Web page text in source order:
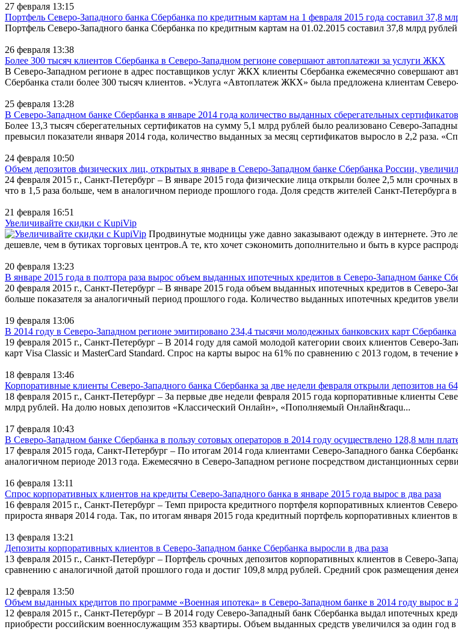
27 февраля 13:15
Портфель Северо-Западного банка Сбербанка по кредитным картам на 1 февраля 2015 года составил 37,8
Портфель Северо-Западного банка Сбербанка по кредитным картам на 01.02.2015 составил 37,8 млрд
26 февраля 13:38
Более 300 тысяч клиентов Сбербанка в Северо-Западном регионе совершают автоплатежи за услуги ЖКХ
В Северо-Западном регионе в адрес поставщиков услуг ЖКХ клиенты Сбербанка ежемесячно совершают
Сбербанка стали более 300 тысяч клиентов. «Услуга «Автоплатеж ЖКХ» была предложена клиентам
25 февраля 13:28
В Северо-Западном банке Сбербанка в январе 2014 года количество выданных сберегательных
Более 13,3 тысяч сберегательных сертификатов на сумму 5,1 млрд рублей было реализовано Северо-
превысил показатели января 2014 года, количество выданных за месяц сертификатов выросло в 2,2 раза.
24 февраля 10:50
Объем депозитов физических лиц, открытых в январе в Северо-Западном банке Сбербанка России,
24 февраля 2015 г., Санкт-Петербург – В январе 2015 года физические лица открыли более 2,5 млн
что в 1,5 раза больше, чем в аналогичном периоде прошлого года. Доля средств жителей Санкт-Петербурга
21 февраля 16:51
Увеличивайте скидки с KupiVip
Продвинутые модницы уже давно заказывают одежду в интернете. Это
дешевле, чем в бутиках торговых центров.А те, кто хочет сэкономить дополнительно и быть в курсе
20 февраля 13:23
В январе 2015 года в полтора раза вырос объем выданных ипотечных кредитов в Северо-Западном банке
20 февраля 2015 г., Санкт-Петербург – В январе 2015 года объем выданных ипотечных кредитов в Северо-
больше показателя за аналогичный период прошлого года. Количество выданных ипотечных кредитов
19 февраля 13:06
В 2014 году в Северо-Западном регионе эмитировано 234,4 тысячи молодежных банковских карт Сбербанка
19 февраля 2015 г., Санкт-Петербург – В 2014 году для самой молодой категории своих клиентов Северо-
карт Visa Classic и MasterCard Standard. Спрос на карты вырос на 61% по сравнению с 2013 годом, в течение
18 февраля 13:46
Корпоративные клиенты Северо-Западного банка Сбербанка за две недели февраля открыли депозитов на
18 февраля 2015 г., Санкт-Петербург – За первые две недели февраля 2015 года корпоративные клиенты
млрд рублей. На долю новых депозитов «Классический Онлайн», «Пополняемый Онлайн&raqu...
17 февраля 10:43
В Северо-Западном банке Сбербанка в пользу сотовых операторов в 2014 году осуществлено 128,8 млн
17 февраля 2015 года, Санкт-Петербург – По итогам 2014 года клиентами Северо-Западного банка
аналогичном периоде 2013 года. Ежемесячно в Северо-Западном регионе посредством дистанционных
16 февраля 13:11
Спрос корпоративных клиентов на кредиты Северо-Западного банка в январе 2015 года вырос в два раза
16 февраля 2015 г., Санкт-Петербург – Темп прироста кредитного портфеля корпоративных клиентов
прироста января 2014 года. Так, по итогам января 2015 года кредитный портфель корпоративных клиентов
13 февраля 13:21
Депозиты корпоративных клиентов в Северо-Западном банке Сбербанка выросли в два раза
13 февраля 2015 г., Санкт-Петербург – Портфель срочных депозитов корпоративных клиентов в Северо-
сравнению с аналогичной датой прошлого года и достиг 109,8 млрд рублей. Средний срок размещения
12 февраля 13:50
Объем выданных кредитов по программе «Военная ипотека» в Северо-Западном банке в 2014 году вырос в 2
12 февраля 2015 г., Санкт-Петербург – В 2014 году Северо-Западный банк Сбербанка выдал ипотечных
приобрести российским военнослужащим 353 квартиры. Объем выданных средств увеличился за один год в